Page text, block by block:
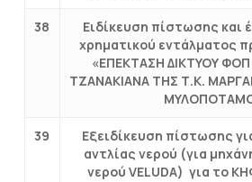
38
Ειδίκευση πίστωσης και
χρηματικού εντάλματος
«ΕΠΕΚΤΑΣΗ ΔΙΚΤΥΟΥ
ΤΖΑΝΑΚΙΑΝΑ ΤΗΣ Τ.Κ.
39
Εξειδίκευση πίστωσης
αντλίας νερού (για
νερού VELUDA) για το